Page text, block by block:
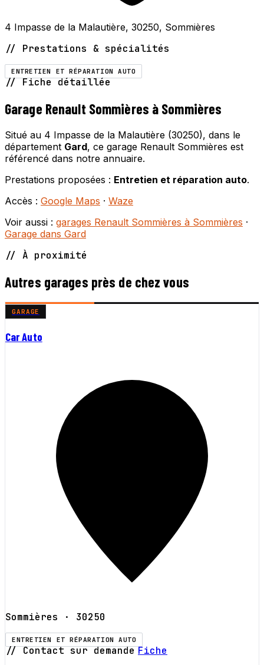
4 Impasse de la Malautière, 30250, Sommières
// Prestations & spécialités
ENTRETIEN ET RÉPARATION AUTO
// Fiche détaillée
Garage Renault Sommières à Sommières
Situé au 4 Impasse de la Malautière (30250), dans le
département Gard, ce garage Renault Sommières est
référencé dans notre annuaire.
Prestations proposées : Entretien et réparation auto.
Accès : Google Maps · Waze
Voir aussi : garages Renault Sommières à Sommières ·
Garage dans Gard
// À proximité
Autres garages près de chez vous
GARAGE
Car Auto
Sommières · 30250
ENTRETIEN ET RÉPARATION AUTO
// Contact sur demande Fiche